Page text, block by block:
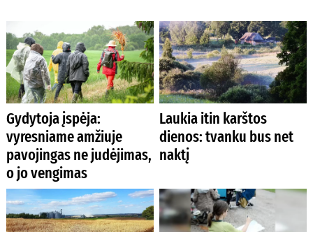
Gydytoja įspėja:
vyresniame amžiuje
pavojingas ne judėjimas,
o jo vengimas
Laukia itin karštos
dienos: tvanku bus net
naktį